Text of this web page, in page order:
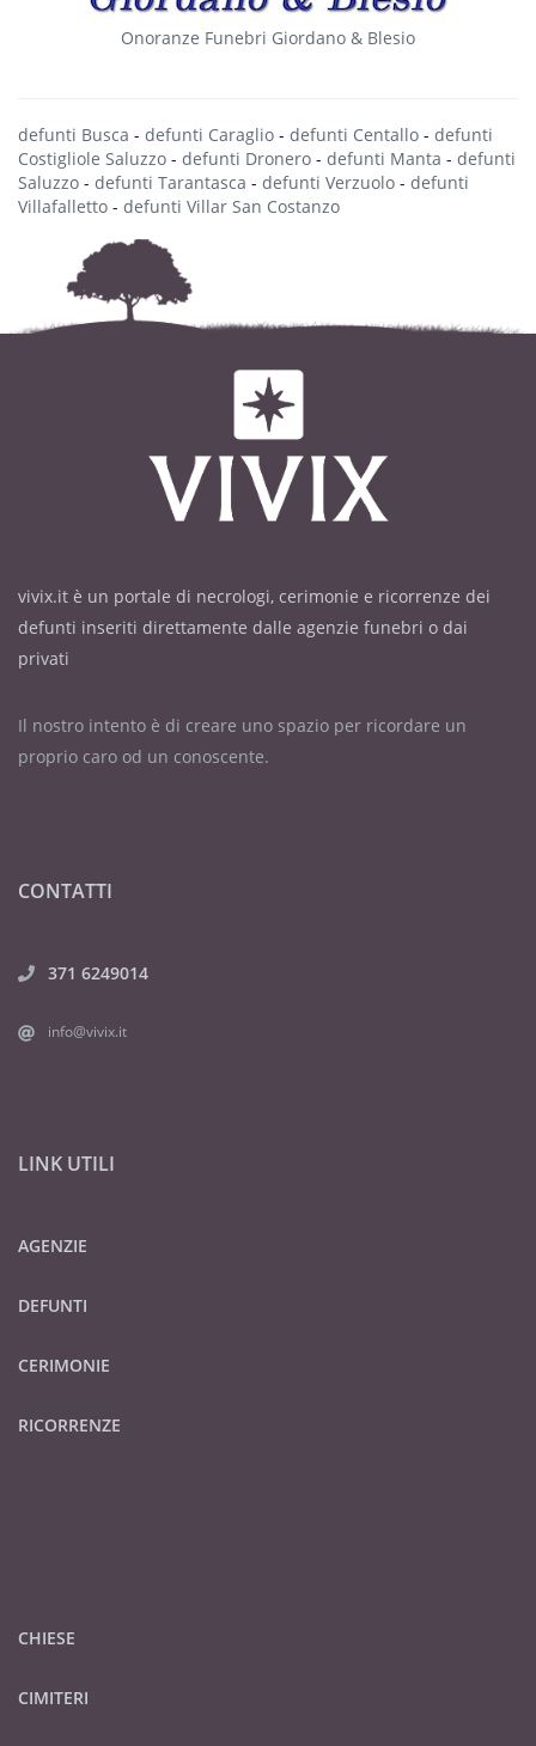
Onoranze Funebri Giordano & Blesio
defunti Busca - defunti Caraglio - defunti Centallo - defunti
Costigliole Saluzzo - defunti Dronero - defunti Manta - defunti
Saluzzo - defunti Tarantasca - defunti Verzuolo - defunti
Villafalletto - defunti Villar San Costanzo
vivix.it è un portale di necrologi, cerimonie e ricorrenze dei
defunti inseriti direttamente dalle agenzie funebri o dai
privati
Il nostro intento è di creare uno spazio per ricordare un
proprio caro od un conoscente.
CONTATTI
371 6249014
info@vivix.it
LINK UTILI
AGENZIE
DEFUNTI
CERIMONIE
RICORRENZE
CHIESE
CIMITERI